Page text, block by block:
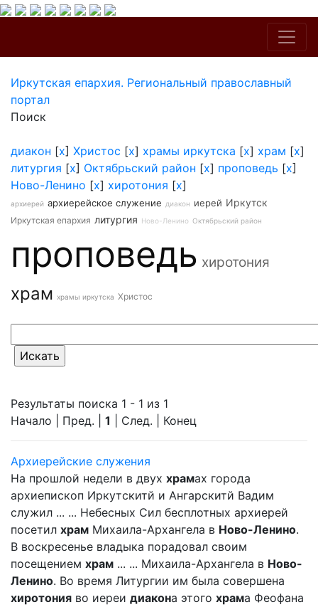
Иркутская епархия. Региональный православный
портал
Поиск
диакон [x] Христос [x] храмы иркутска [x] храм [x]
литургия [x] Октябрьский район [x] проповедь [x]
Ново-Ленино [x] хиротония [x]
архиерей архиерейское служение диакон иерей Иркутск
Иркутская епархия литургия Ново-Ленино Октябрьский район
проповедь хиротония
храм храмы иркутска Христос
Результаты поиска 1 - 1 из 1
Начало | Пред. | 1 | След. | Конец
Архиерейские служения
На прошлой недели в двух храмах города
архиепископ Иркутскитй и Ангарскитй Вадим
служил ... ... Небесных Сил бесплотных архиерей
посетил храм Михаила-Архангела в Ново-Ленино.
В воскресенье владыка порадовал своим
посещением храм ... ... Михаила-Архангела в Ново-
Ленино. Во время Литургии им была совершена
хиротония во иереи диакона этого храма Феофана